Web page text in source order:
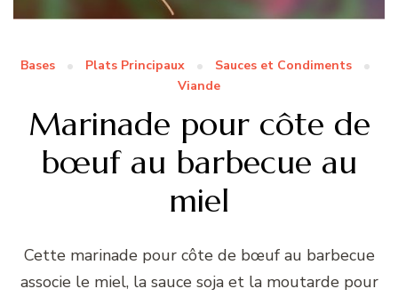
Bases Plats Principaux
Sauces et Condiments
Viande
Marinade pour côte de
bœuf au barbecue au
miel
Cette marinade pour côte de bœuf au barbecue
associe le miel, la sauce soja et la moutarde pour